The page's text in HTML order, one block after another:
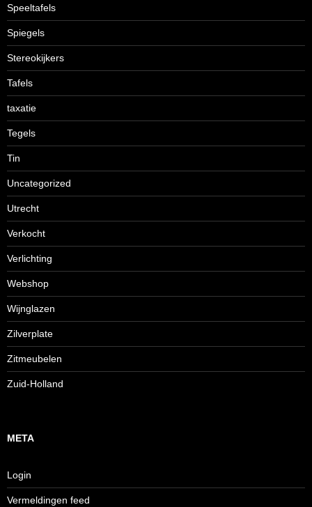
Speeltafels
Spiegels
Stereokijkers
Tafels
taxatie
Tegels
Tin
Uncategorized
Utrecht
Verkocht
Verlichting
Webshop
Wijnglazen
Zilverplate
Zitmeubelen
Zuid-Holland
META
Login
Vermeldingen feed